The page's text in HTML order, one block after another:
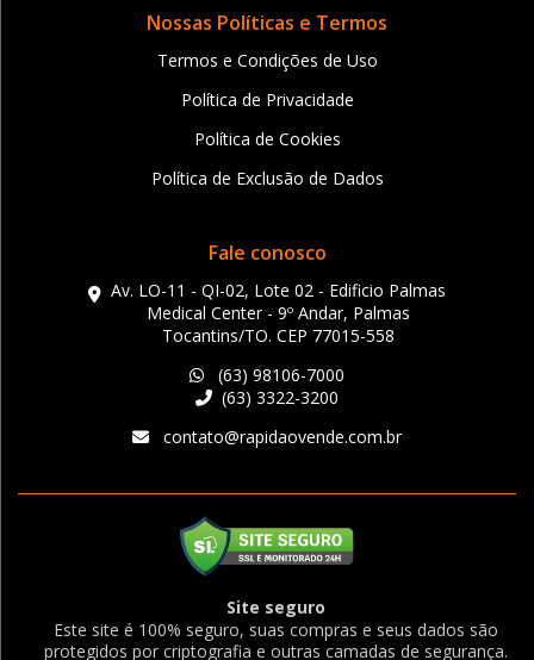
Nossas Políticas e Termos
Termos e Condições de Uso
Política de Privacidade
Política de Cookies
Política de Exclusão de Dados
Fale conosco
Av. LO-11 - QI-02, Lote 02 - Edificio Palmas
Medical Center - 9º Andar, Palmas
Tocantins/TO. CEP 77015-558
(63) 98106-7000
(63) 3322-3200
contato@rapidaovende.com.br
Site seguro
Este site é 100% seguro, suas compras e seus dados são
protegidos por criptografia e outras camadas de segurança.